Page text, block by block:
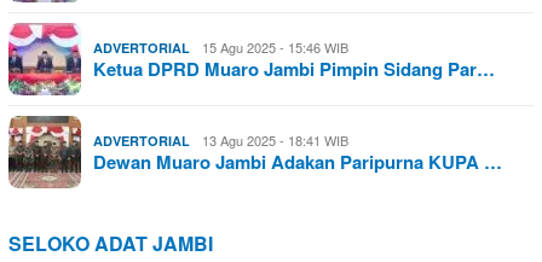
ADVERTORIAL 15 Agu 2025 - 15:46 WIB
Ketua DPRD Muaro Jambi Pimpin Sidang Par…
ADVERTORIAL 13 Agu 2025 - 18:41 WIB
Dewan Muaro Jambi Adakan Paripurna KUPA …
SELOKO ADAT JAMBI